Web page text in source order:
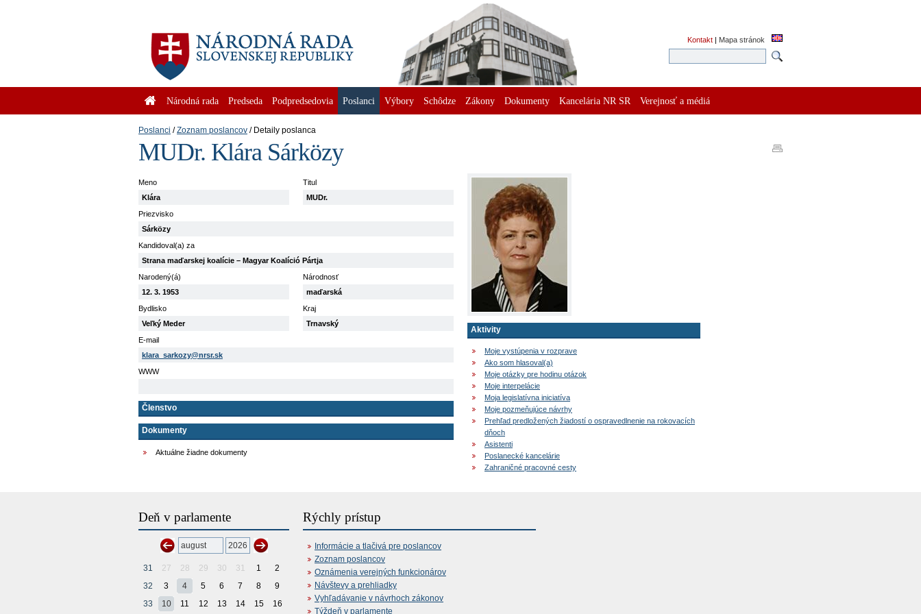
Kontakt | Mapa stránok
Národná rada Predseda Podpredsedovia Poslanci Výbory Schôdze Zákony Dokumenty Kancelária NR SR Verejnosť a médiá
Poslanci Zoznam poslancov Detaily poslanca
MUDr. Klára Sárközy
Meno
Klára
Titul
MUDr.
Priezvisko
Sárközy
Kandidoval(a) za
Strana maďarskej koalície – Magyar Koalíció Pártja
Narodený(á)
12. 3. 1953
Národnosť
maďarská
Bydlisko
Veľký Meder
Kraj
Trnavský
E-mail
klara_sarkozy@nrsr.sk
WWW
Členstvo
Dokumenty
Aktuálne žiadne dokumenty
Aktivity
Moje vystúpenia v rozprave
Ako som hlasoval(a)
Moje otázky pre hodinu otázok
Moje interpelácie
Moja legislatívna iniciatíva
Moje pozmeňujúce návrhy
Prehľad predložených žiadostí o ospravedlnenie na rokovacích
dňoch
Asistenti
Poslanecké kancelárie
Zahraničné pracovné cesty
Deň v parlamente
31 27 28 29 30 31 1
2
32
3 4 5 6 7 8
9
33
10 11 12 13 14 15 16
Rýchly prístup
Informácie a tlačivá pre poslancov
Zoznam poslancov
Oznámenia verejných funkcionárov
Návštevy a prehliadky
Vyhľadávanie v návrhoch zákonov
Týždeň v parlamente